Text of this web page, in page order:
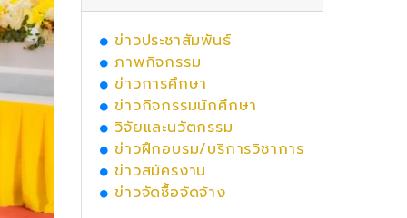
ข่าวประชาสัมพันธ์
ภาพกิจกรรม
ข่าวการศึกษา
ข่าวกิจกรรมนักศึกษา
วิจัยและนวัตกรรม
ข่าวฝึกอบรม/บริการวิชาการ
ข่าวสมัครงาน
ข่าวจัดซื้อจัดจ้าง